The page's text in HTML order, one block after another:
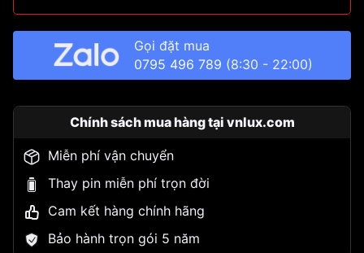
Gọi đặt mua
0795 496 789 (8:30 - 22:00)
Chính sách mua hàng tại vnlux.com
Miễn phí vận chuyển
Thay pin miễn phí trọn đời
Cam kết hàng chính hãng
Bảo hành trọn gói 5 năm